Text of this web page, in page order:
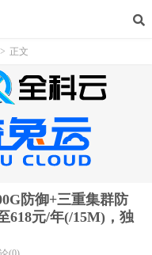
> 正文
防御+三重集群防
618元/年(/15M)，独